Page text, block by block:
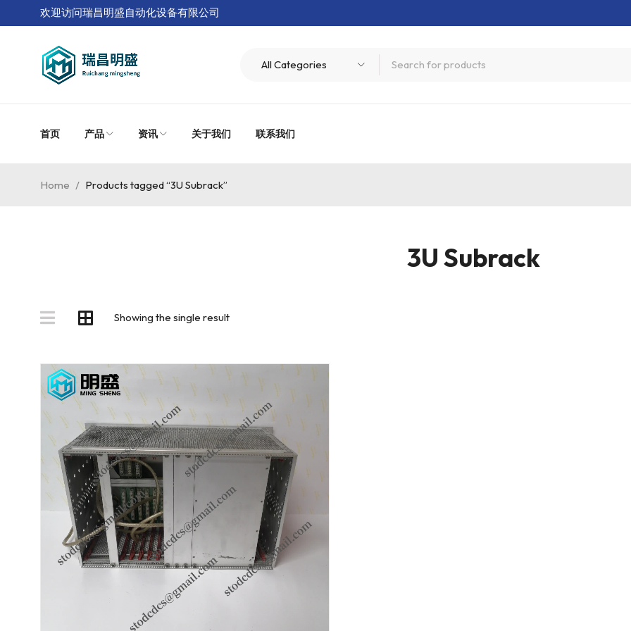
欢迎访问瑞昌明盛自动化设备有限公司
首页 产品 资讯 关于我们 联系我们
3U Subrack
Home / Products tagged “3U Subrack”
Showing the single result